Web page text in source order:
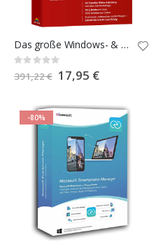
Das große Windows- & Office-Lernpaket für Einsteiger und Senioren
Rating:
0%
391,22 € Special
Price
17,95 €
-80%